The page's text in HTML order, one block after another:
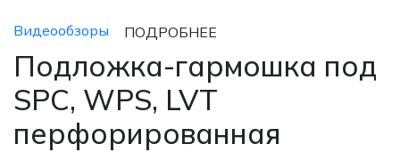
Видеообзоры ПОДРОБНЕЕ
Подложка-гармошка под
SPC, WPS, LVT
перфорированная